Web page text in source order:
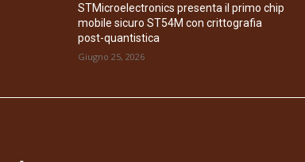
STMicroelectronics presenta il primo chip
mobile sicuro ST54M con crittografia
post-quantistica
Giugno 25, 2026